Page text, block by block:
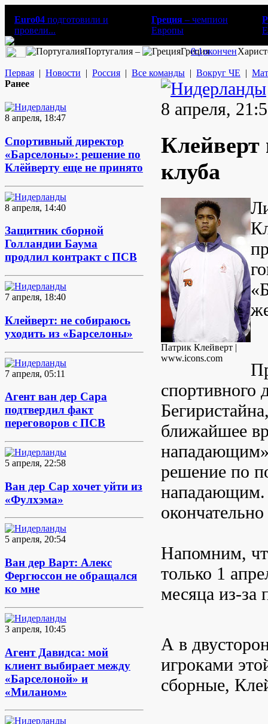
Euro04 подготовили и
провели...
Греция – чемпион
Европы
Португалия – Греция
0:1окончен
Первая | Новости | Россия | Все команды | Вокруг ЧЕ |
Ранее
8 апреля, 18:47
Спортивный директор
«Барселоны»: решение по
Клёйверту еще не принято
8 апреля, 14:40
Защитник сборной
Голландии Баума
продлил контракт с ПСВ
7 апреля, 18:40
Клейверт: не собираюсь
уходить из «Барселоны»
7 апреля, 05:11
Агент ван дер Сара
подтвердил факт
переговоров с ПСВ
5 апреля, 22:58
Ван дер Сар хочет уйти из
«Фулхэма»
5 апреля, 20:54
Ван дер Варт: Алекс
Фергюссон не обращался
ко мне
3 апреля, 10:45
Агент Давидса: мой
клиент выбирает между
«Барселоной» и
«Миланом»
8 апреля,
Клейверт
клуба
Патрик Клейверт |
www.icons.com
спортивного
ближайшее
решение по
нападающим.
Напомним,
только 1
месяца из-за
А в
игроками
сборные,